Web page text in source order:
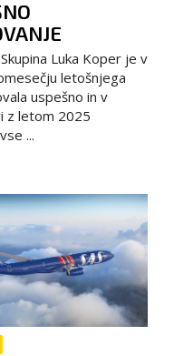
Skupina Luka Koper je v
letošnjega
uspešno in v
z letom 2025
...